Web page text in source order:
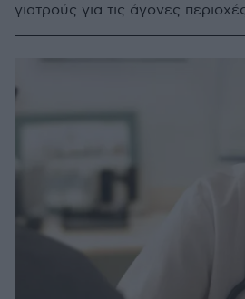
γιατρούς για τις άγονες